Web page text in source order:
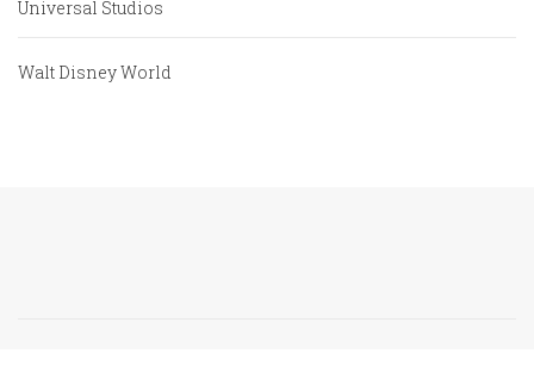
Universal Studios
Walt Disney World